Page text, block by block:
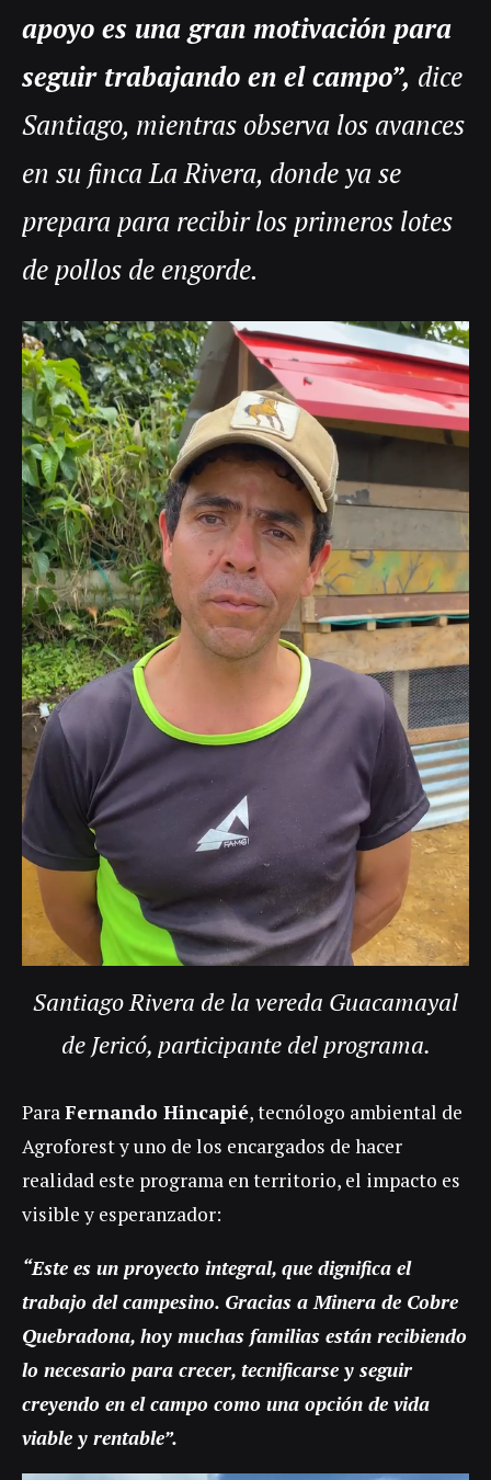
apoyo es una gran motivación para
seguir trabajando en el campo”, dice
Santiago, mientras observa los avances
en su finca La Rivera, donde ya se
prepara para recibir los primeros lotes
de pollos de engorde.
Santiago Rivera de la vereda Guacamayal
de Jericó, participante del programa.
ParaFernando Hincapié, tecnólogo ambiental de
Agroforest y uno de los encargados de hacer
realidad este programa en territorio, el impacto es
visible y esperanzador:
“Este es un proyecto integral, que dignifica el
trabajo del campesino. Gracias a Minera de Cobre
Quebradona, hoy muchas familias están recibiendo
lo necesario para crecer, tecnificarse y seguir
creyendo en el campo como una opción de vida
viable y rentable”.